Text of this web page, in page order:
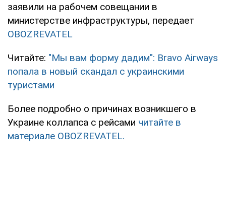
заявили на рабочем совещании в
министерстве инфраструктуры, передает
OBOZREVATEL
Читайте: "Мы вам форму дадим": Bravo Airways
попала в новый скандал с украинскими
туристами
Более подробно о причинах возникшего в
Украине коллапса с рейсами читайте в
материале OBOZREVATEL.